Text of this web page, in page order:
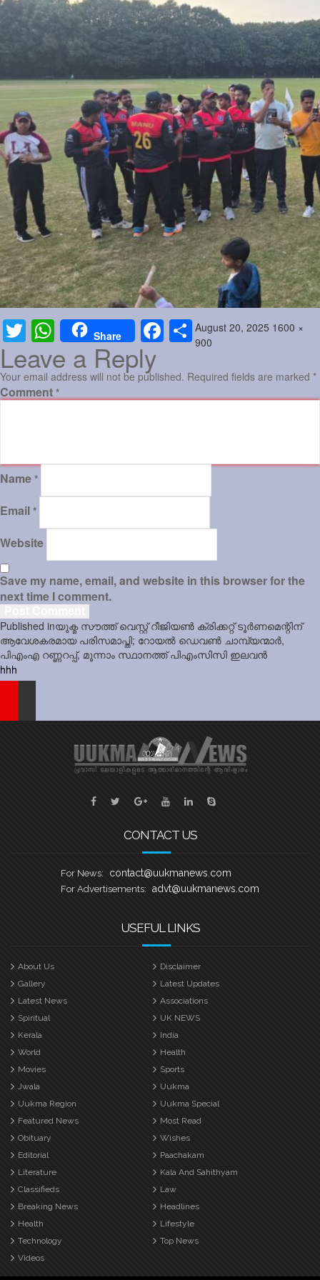
Sports
Jwala
Classifieds
Gallery
Twitter WhatsAppShare FacebookShare
Posted
on
August 20, 2025 Full
1600 ×
900
Leave a Reply
Your email address will not be published. Required fields are marked *
Comment *
Name *
Email *
Website
Save my name, email, and website in this browser for the
next time I comment.
Post
navigation
Published inയുക്മ സൗത്ത് വെസ്റ്റ് റീജിയൺ ക്രിക്കറ്റ് ടൂർണമെന്റിന്
ആവേശകരമായ പരിസമാപ്തി; റോയൽ ഡെവൺ ചാമ്പ്യന്മാർ,
പിഎംഎ റണ്ണറപ്പ്, മൂന്നാം സ്ഥാനത്ത് പിഎംസിസി ഇലവൻ
hhh
CONTACT US
For News: contact@uukmanews.com
For Advertisements: advt@uukmanews.com
USEFUL LINKS
About Us
Disclaimer
Gallery
Latest Updates
Latest News
Associations
Spiritual
UK NEWS
Kerala
India
World
Health
Movies
Sports
Jwala
Uukma
Uukma Region
Uukma Special
Featured News
Most Read
Obituary
Wishes
Editorial
Paachakam
Literature
Kala And Sahithyam
Classifieds
Law
Breaking News
Headlines
Health
Lifestyle
Technology
Top News
Videos